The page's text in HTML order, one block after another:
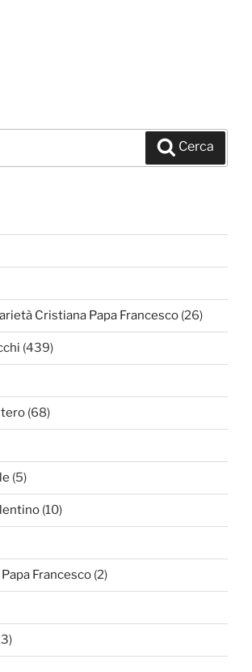
Cerca
Cristiana Papa Francesco (26)
(439)
(68)
(5)
(10)
Francesco (2)